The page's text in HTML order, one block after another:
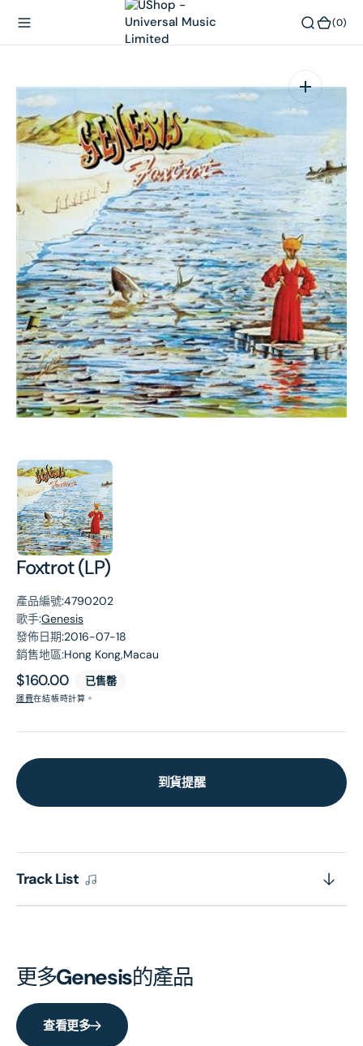
(0)
Foxtrot (LP)
產品編號:4790202
歌手:Genesis
發佈日期:2016-07-18
銷售地區:Hong Kong,Macau
原
價
$160.00 已售罄
運費在結帳時計算。
到貨提醒
Track List
在
相
簿
中
開
啟
第
1
張
更多Genesis的產品
查看更多